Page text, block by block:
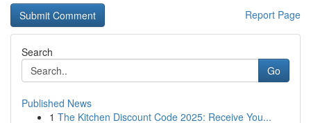
Report Page
Search
Go
Published News
1 The Kitchen Discount Code 2025: Receive You...